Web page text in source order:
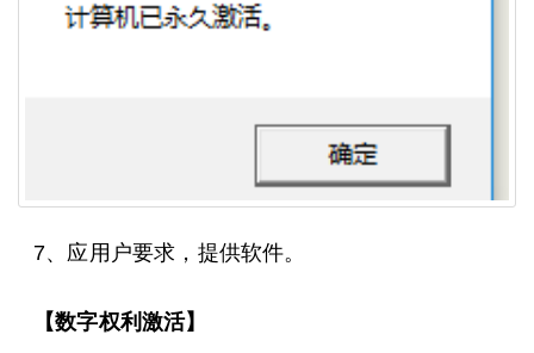
7、应用户要求，提供软件。
【数字权利激活】